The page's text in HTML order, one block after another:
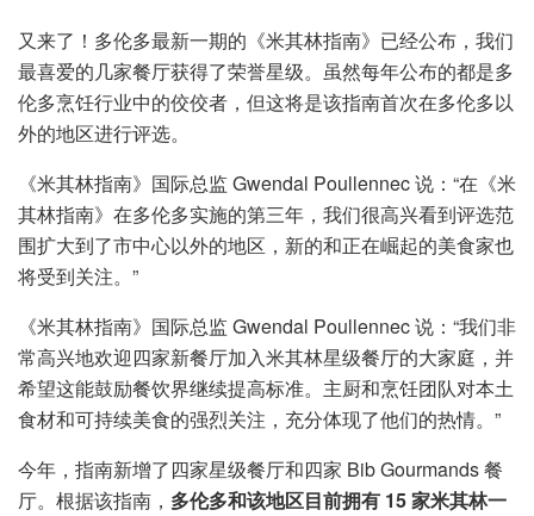
又来了！多伦多最新一期的《米其林指南》已经公布，我们
最喜爱的几家餐厅获得了荣誉星级。虽然每年公布的都是多
伦多烹饪行业中的佼佼者，但这将是该指南首次在多伦多以
外的地区进行评选。
《米其林指南》国际总监 Gwendal Poullennec 说：“在《米
其林指南》在多伦多实施的第三年，我们很高兴看到评选范
围扩大到了市中心以外的地区，新的和正在崛起的美食家也
将受到关注。”
《米其林指南》国际总监 Gwendal Poullennec 说：“我们非
常高兴地欢迎四家新餐厅加入米其林星级餐厅的大家庭，并
希望这能鼓励餐饮界继续提高标准。主厨和烹饪团队对本土
食材和可持续美食的强烈关注，充分体现了他们的热情。”
今年，指南新增了四家星级餐厅和四家 Bib Gourmands 餐
厅。根据该指南， 多伦多和该地区目前拥有 15 家米其林一